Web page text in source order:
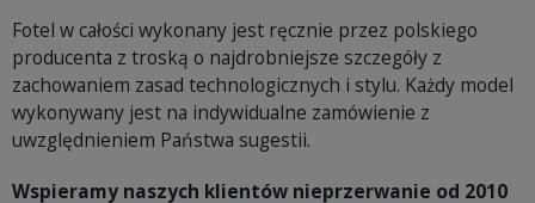
Fotel w całości wykonany jest ręcznie przez polskiego
producenta z troską o najdrobniejsze szczegóły z
zachowaniem zasad technologicznych i stylu. Każdy model
wykonywany jest na indywidualne zamówienie z
uwzględnieniem Państwa sugestii.
Wspieramy naszych klientów nieprzerwanie od 2010